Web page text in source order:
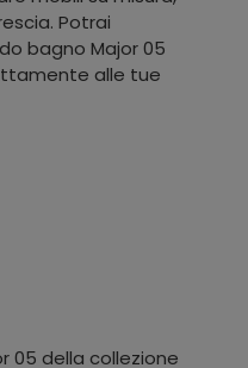
Potrai
bagno Major 05
alle tue
05 della collezione